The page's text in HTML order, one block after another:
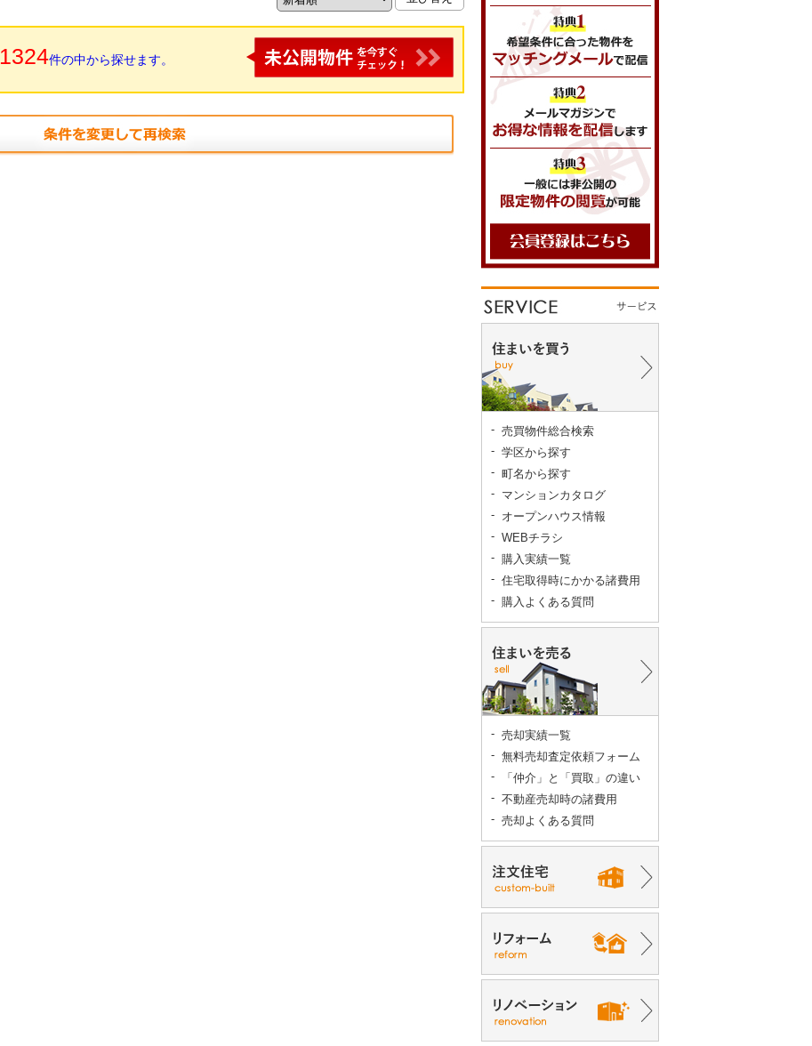
1324件の中から探せます。
売買物件総合検索
学区から探す
町名から探す
マンションカタログ
オープンハウス情報
WEBチラシ
購入実績一覧
住宅取得時にかかる諸費用
購入よくある質問
売却実績一覧
無料売却査定依頼フォーム
「仲介」と「買取」の違い
不動産売却時の諸費用
売却よくある質問